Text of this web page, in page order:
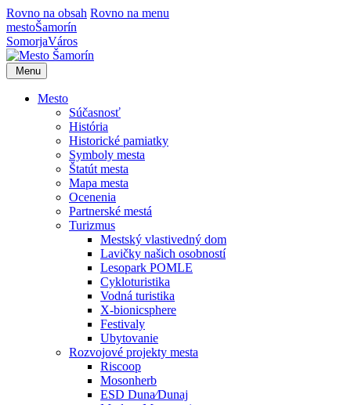
Rovno na obsah Rovno na menu
mestoŠamorín
SomorjaVáros
Menu
Mesto
Súčasnosť
História
Historické pamiatky
Symboly mesta
Štatút mesta
Mapa mesta
Ocenenia
Partnerské mestá
Turizmus
Mestský vlastivedný dom
Lavičky našich osobností
Lesopark POMLE
Cykloturistika
Vodná turistika
X-bionicsphere
Festivaly
Ubytovanie
Rozvojové projekty mesta
Riscoop
Mosonherb
ESD Duna⁄Dunaj